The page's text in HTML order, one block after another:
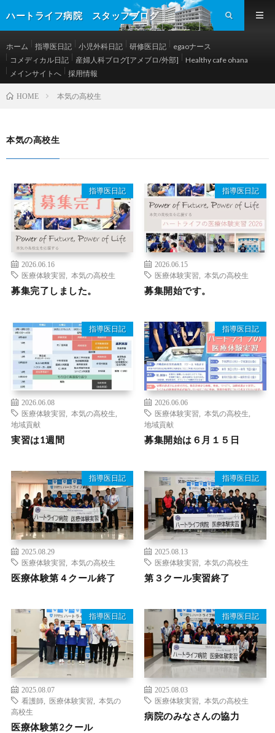
ハートライフ病院 スタッフブログ
ホーム 指導医日記 小児外科日記 研修医日記
egaoナース
コメディカル日記
産婦人科ブログ[アメブロ/外部]
Healthy cafe ohana
メインサイトへ
採用情報
HOME 本気の高校生
本気の高校生
指導医日記
2026.06.16
医療体験実習
本気の高校生
募集完了しました。
指導医日記
2026.06.15
医療体験実習
本気の高校生
募集開始です。
指導医日記
2026.06.08
医療体験実習
本気の高校生
地域貢献
実習は1週間
指導医日記
2026.06.06
医療体験実習
本気の高校生
地域貢献
募集開始は６月１５日
指導医日記
2025.08.29
医療体験実習
本気の高校生
医療体験第４クール終了
指導医日記
2025.08.13
医療体験実習
本気の高校生
第３クール実習終了
指導医日記
2025.08.07
看護師
医療体験実習
本気の
高校生
医療体験第2クール
指導医日記
2025.08.03
医療体験実習
本気の高校生
病院のみなさんの協力